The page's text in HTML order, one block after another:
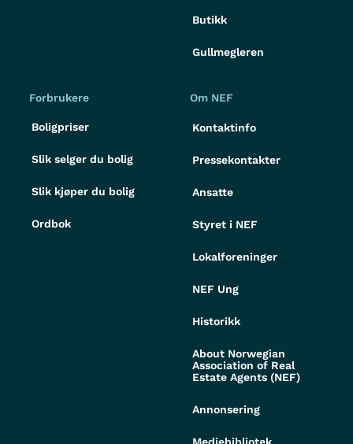
Butikk
Gullmegleren
Forbrukere
Boligpriser
Slik selger du bolig
Slik kjøper du bolig
Ordbok
Om NEF
Kontaktinfo
Pressekontakter
Ansatte
Styret i NEF
Lokalforeninger
NEF Ung
Historikk
About Norwegian
Association of Real
Estate Agents (NEF)
Annonsering
Mediebibliotek